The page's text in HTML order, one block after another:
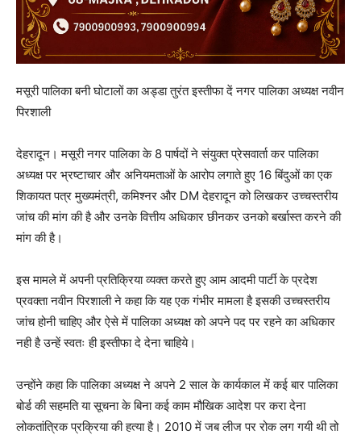
मसूरी पालिका बनी घोटालों का अड्डा तुरंत इस्तीफा दें नगर पालिका अध्यक्ष नवीन
पिरशाली
देहरादून। मसूरी नगर पालिका के 8 पार्षदों ने संयुक्त प्रेसवार्ता कर पालिका
अध्यक्ष पर भ्रष्टाचार और अनियमताओं के आरोप लगाते हुए 16 बिंदुओं का एक
शिकायत पत्र मुख्यमंत्री, कमिश्नर और DM देहरादून को लिखकर उच्चस्तरीय
जांच की मांग की है और उनके वित्तीय अधिकार छीनकर उनको बर्खास्त करने की
मांग की है।
इस मामले में अपनी प्रतिक्रिया व्यक्त करते हुए आम आदमी पार्टी के प्रदेश
प्रवक्ता नवीन पिरशाली ने कहा कि यह एक गंभीर मामला है इसकी उच्चस्तरीय
जांच होनी चाहिए और ऐसे में पालिका अध्यक्ष को अपने पद पर रहने का अधिकार
नही है उन्हें स्वतः ही इस्तीफा दे देना चाहिये।
उन्होंने कहा कि पालिका अध्यक्ष ने अपने 2 साल के कार्यकाल में कई बार पालिका
बोर्ड की सहमति या सूचना के बिना कई काम मौखिक आदेश पर करा देना
लोकतांत्रिक प्रक्रिया की हत्या है। 2010 में जब लीज पर रोक लग गयी थी तो